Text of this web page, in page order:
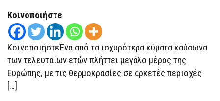
ΛΙΏΝΟΥΝ
ΦΑΝΆΡΙΑ
ΚΑΙ
ΔΟΚΙΜΆΖΟΝΤΑΙ
ΟΙ
ΥΠΟΔΟΜΈΣ
Κοινοποιήστε
ΚοινοποιήστεΈνα από τα ισχυρότερα κύματα καύσωνα
των τελευταίων ετών πλήττει μεγάλο μέρος της
Ευρώπης, με τις θερμοκρασίες σε αρκετές περιοχές
[…]